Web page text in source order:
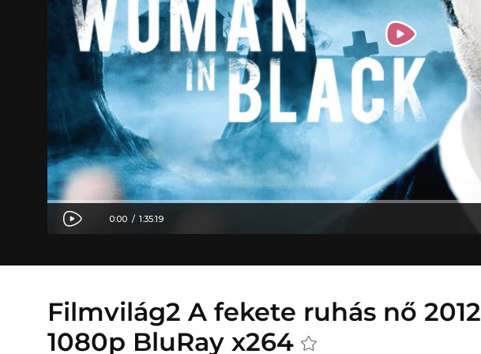
Filmvilág2 A fekete ruhás nő 2012
1080p BluRay x264